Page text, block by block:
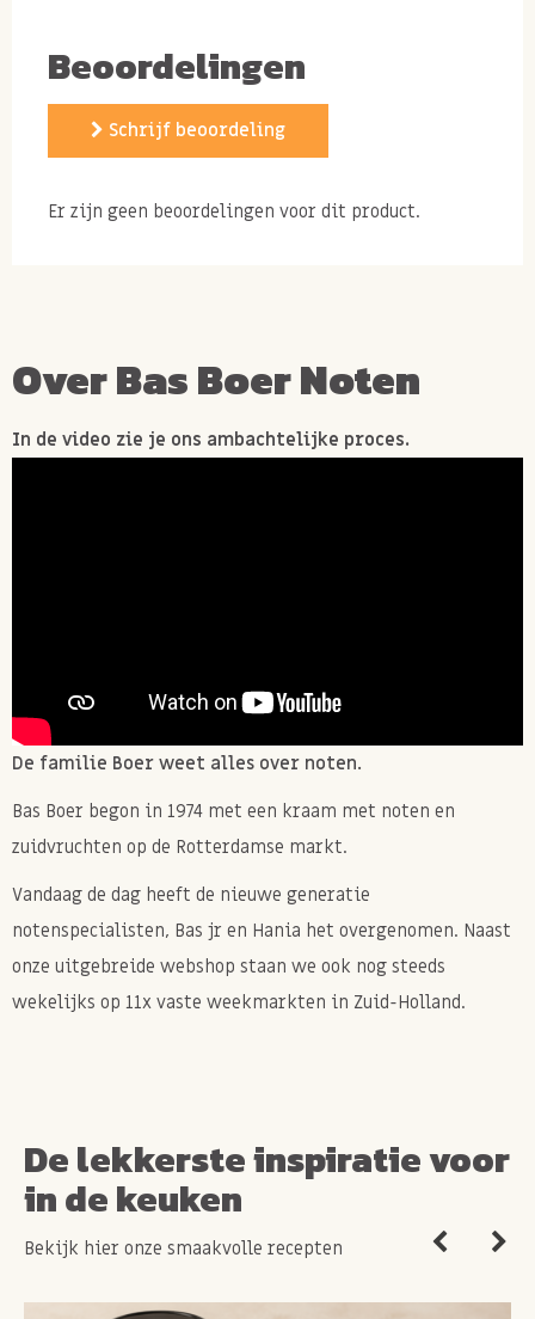
Beoordelingen
Schrijf beoordeling
Er zijn geen beoordelingen voor dit product.
Over Bas Boer Noten
De familie Boer weet alles over noten.
Bas Boer begon in 1974 met een kraam met noten en
zuidvruchten op de Rotterdamse markt.
Vandaag de dag heeft de nieuwe generatie
notenspecialisten, Bas jr en Hania het overgenomen. Naast
onze uitgebreide webshop staan we ook nog steeds
wekelijks op 11x vaste weekmarkten in Zuid-Holland.
In de video zie je ons ambachtelijke proces.
De lekkerste inspiratie voor
in de keuken
Bekijk hier onze smaakvolle recepten